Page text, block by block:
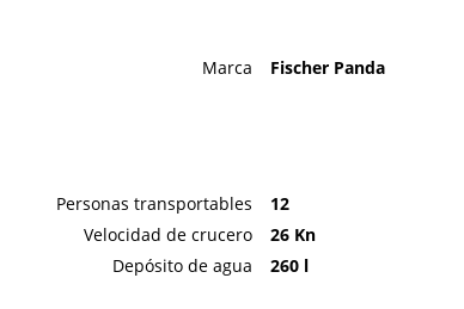
Marca
Fischer Panda
Personas transportables
12
Velocidad de crucero
26 Kn
Depósito de agua
260 l